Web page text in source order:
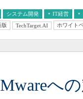
システム開発 IT経営
版 TechTarget.AI ホワイト
へ